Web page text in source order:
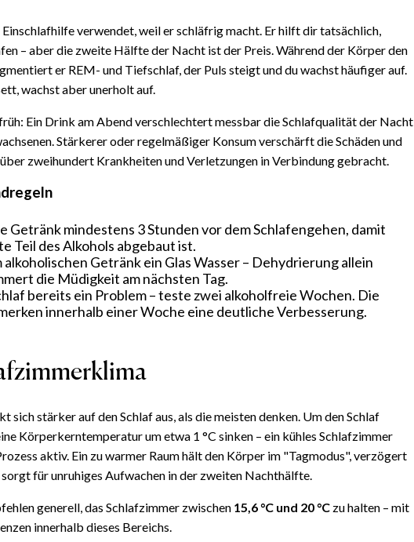
verwendet, weil er schläfrig macht. Er hilft dir tatsächlich,
– aber die zweite Hälfte der Nacht ist der Preis. Während der Körper den
er REM- und Tiefschlaf, der Puls steigt und du wachst häufiger auf.
wachst aber unerholt auf.
Ein Drink am Abend verschlechtert messbar die Schlafqualität der Nacht
Stärkerer oder regelmäßiger Konsum verschärft die Schäden und
zweihundert Krankheiten und Verletzungen in Verbindung gebracht.
Getränk mindestens 3 Stunden vor dem Schlafengehen, damit
Teil des Alkohols abgebaut ist.
alkoholischen Getränk ein Glas Wasser – Dehydrierung allein
die Müdigkeit am nächsten Tag.
bereits ein Problem – teste zwei alkoholfreie Wochen. Die
innerhalb einer Woche eine deutliche Verbesserung.
sich stärker auf den Schlaf aus, als die meisten denken. Um den Schlaf
Körperkerntemperatur um etwa 1 °C sinken – ein kühles Schlafzimmer
aktiv. Ein zu warmer Raum hält den Körper im "Tagmodus", verzögert
sorgt für unruhiges Aufwachen in der zweiten Nachthälfte.
generell, das Schlafzimmer zwischen 15,6 °C und 20 °Czu halten – mit
innerhalb dieses Bereichs.